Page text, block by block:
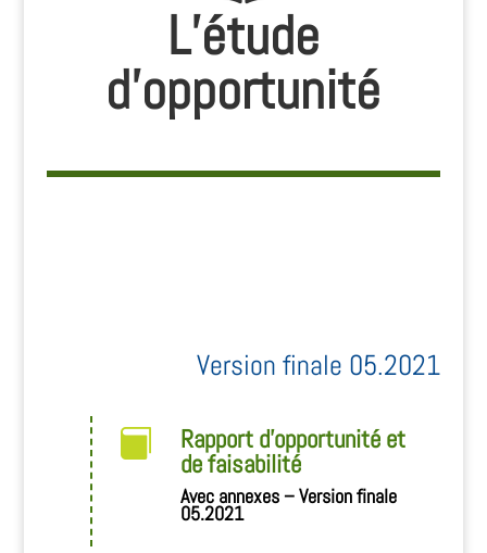
L’étude
d’opportunité
Version finale 05.2021
 Rapport d'opportunité et
de faisabilité
Avec annexes – Version finale
05.2021